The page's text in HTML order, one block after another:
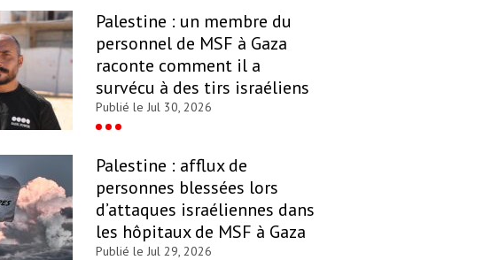
Palestine : un membre du
personnel de MSF à Gaza
raconte comment il a
survécu à des tirs israéliens
Publié le Jul 30, 2026
Palestine : afflux de
personnes blessées lors
d’attaques israéliennes dans
les hôpitaux de MSF à Gaza
Publié le Jul 29, 2026